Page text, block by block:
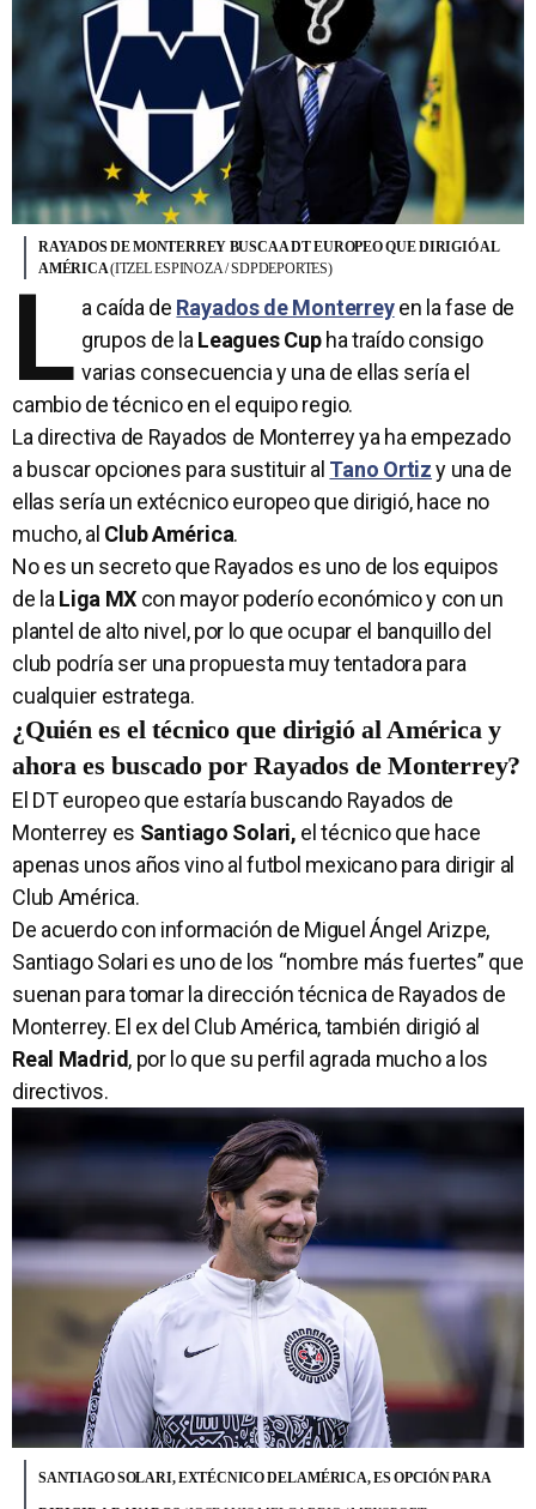
RAYADOS DE MONTERREY BUSCA A DT EUROPEO QUE DIRIGIÓ AL
AMÉRICA(ITZEL ESPINOZA / SDPDEPORTES)
L a caída de Rayados de Monterreyen la fase de
grupos de laLeagues Cupha traído consigo
varias consecuencia y una de ellas sería el
cambio de técnico en el equipo regio.
La directiva de Rayados de Monterrey ya ha empezado
a buscar opciones para sustituir al Tano Ortiz y una de
ellas sería un extécnico europeo que dirigió, hace no
mucho, al Club América.
No es un secreto que Rayados es uno de los equipos
de laLiga MX con mayor poderío económico y con un
plantel de alto nivel, por lo que ocupar el banquillo del
club podría ser una propuesta muy tentadora para
cualquier estratega.
¿Quién es el técnico que dirigió al América y
ahora es buscado por Rayados de Monterrey?
El DT europeo que estaría buscando Rayados de
Monterrey es Santiago Solari, el técnico que hace
apenas unos años vino al futbol mexicano para dirigir al
Club América.
De acuerdo con información de Miguel Ángel Arizpe,
Santiago Solari es uno de los “nombre más fuertes” que
suenan para tomar la dirección técnica de Rayados de
Monterrey. El ex del Club América, también dirigió al
Real Madrid, por lo que su perfil agrada mucho a los
directivos.
SANTIAGO SOLARI, EXTÉCNICO DEL AMÉRICA, ES OPCIÓN PARA